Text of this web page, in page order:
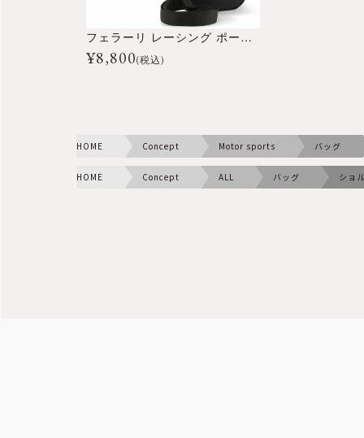
フェラーリ レーシング ポータブルバッグ
¥8,800(税込)
HOME Concept Motor sports バッグ
HOME Concept ALL バッグ ショ